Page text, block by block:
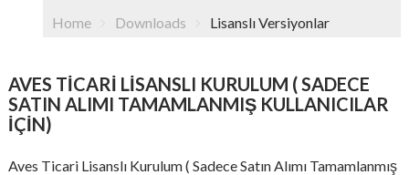
Home Downloads Lisanslı Versiyonlar
AVES TICARI LISANSLI KURULUM ( SADECE
SATIN ALIMI TAMAMLANMIŞ KULLANICILAR
İÇIN)
Aves Ticari Lisanslı Kurulum ( Sadece Satın Alımı Tamamlanmış